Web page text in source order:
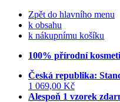
Zpět do hlavního menu
k obsahu
k nákupnímu košíku
100% přírodní
Česká republika:
1 069,00 Kč
Alespoň 1 vzorek